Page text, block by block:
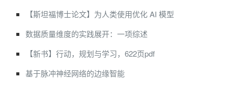
【斯坦福博士论文】为人类使用优化 AI 模型
数据质量维度的实践展开：一项综述
【新书】行动，规划与学习，622页pdf
基于脉冲神经网络的边缘智能